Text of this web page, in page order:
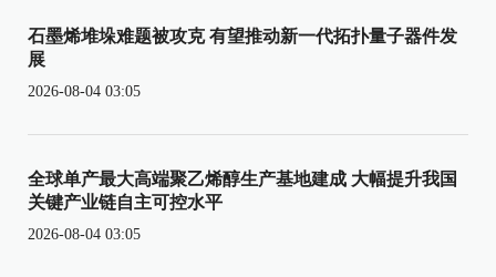
石墨烯堆垛难题被攻克 有望推动新一代拓扑量子器件发
展
2026-08-04 03:05
全球单产最大高端聚乙烯醇生产基地建成 大幅提升我国
关键产业链自主可控水平
2026-08-04 03:05